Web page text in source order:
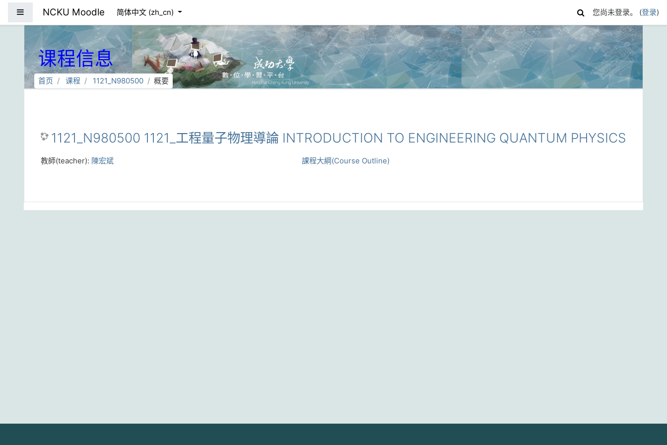
停靠面板NCKU Moodle 简体中文 ‎(zh_cn)‎ 您尚未登录。 (登录)
课程信息
首页 课程 1121_N980500 概要
1121_N980500 1121_工程量子物理導論 INTRODUCTION TO ENGINEERING QUANTUM PHYSICS
課程大綱(Course Outline)
教師(teacher): 陳宏斌